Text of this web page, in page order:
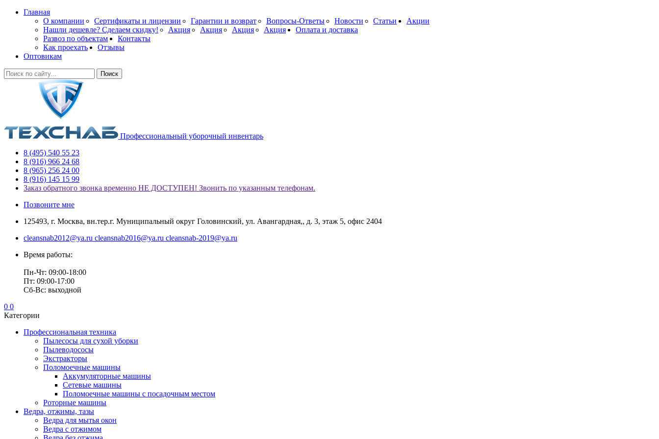
Главная
О компании
Сертификаты и лицензии Гарантии и возврат Вопросы-Ответы Новости Статьи
Акции
Нашли дешевле? Сделаем скидку!
Акция Акция Акция Акция
Оплата и доставка
Развоз по объектам
Контакты
Как проехать
Отзывы
Оптовикам
Поиск
Профессиональный уборочный инвентарь
8 (495) 540 55 23
8 (916) 966 24 68
8 (965) 256 24 00
8 (916) 145 15 99
Заказ обратного звонка временно НЕ ДОСТУПЕН! Звонить по указанным телефонам.
Позвоните мне
125493, г. Москва, вн.тер.г. Муниципальный округ Головинский, ул. Авангардная,, д. 3, этаж 5, офис 2404
cleansnab2012@ya.ru cleansnab2016@ya.ru cleansnab-2019@ya.ru
Время работы:
Пн-Чт: 09:00-18:00
Пт: 09:00-17:00
Сб-Вс: выходной
0 0
Категории
Профессиональная техника
Пылесосы для сухой уборки
Пылеводососы
Экстракторы
Поломоечные машины
Аккумуляторные машины
Сетевые машины
Поломоечные машины с посадочным местом
Роторные машины
Ведра, отжимы, тазы
Ведра для мытья окон
Ведра с отжимом